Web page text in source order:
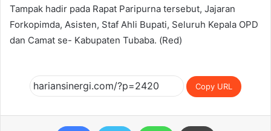
Tampak hadir pada Rapat Paripurna tersebut, Jajaran
Forkopimda, Asisten, Staf Ahli Bupati, Seluruh Kepala OPD
dan Camat se- Kabupaten Tubaba. (Red)
Copy URL